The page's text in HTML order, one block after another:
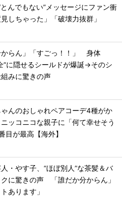
んでもない”メッセージにファン衝
しちゃった」「破壊力抜群」
からん」「すごっ！！」 身体
”に隠せるシールドが爆誕→そのシ
みに驚きの声
んのおしゃれペアコーデ4種がか
ッコニコな親子に「何て幸せそう
目が最高【海外】
・やす子、“ほぼ別人”な茶髪＆バ
クに驚きの声 「誰だか分からん」
あります」